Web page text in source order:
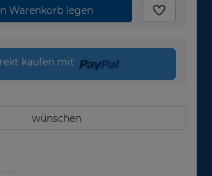
Warenkorb legen
kaufen mit
wünschen